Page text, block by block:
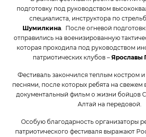
подготовку под руководством
специалиста, инструктора по
Шумилкина. После огневой
отправились на военизированную
которая проходила под руководством
патриотических клубов – Ярославы
Фестиваль закончился теплым костром
песнями, после которых ребята на свежем
документальный фильм о жизни бойцов
Алтай на передовой.
Особую благодарность организаторы
патриотического фестиваля выражают